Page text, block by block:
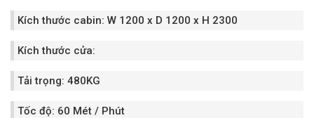
Kích thước cabin: W 1200 x D 1200 x H 2300
Kích thước cửa:
Tải trọng: 480KG
Tốc độ: 60 Mét / Phút